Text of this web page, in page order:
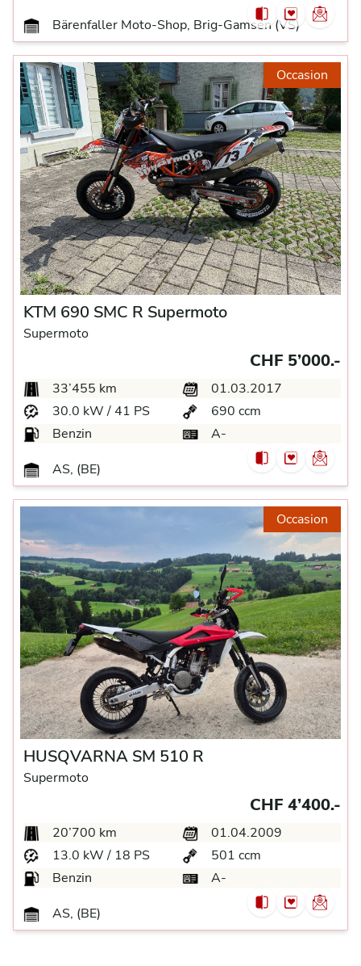
Bärenfaller Moto-Shop, Brig-Gamsen (VS)
Occasion
KTM 690 SMC R Supermoto
Supermoto
CHF 5’000.-
33’455 km
01.03.2017
30.0 kW / 41 PS
690 ccm
Benzin
A-
AS, (BE)
Occasion
HUSQVARNA SM 510 R
Supermoto
CHF 4’400.-
20’700 km
01.04.2009
13.0 kW / 18 PS
501 ccm
Benzin
A-
AS, (BE)